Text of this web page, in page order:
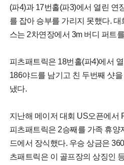
(파4)과 17번홀(파3)에서 열린 연
를 잡아 승부를 가리지 못했다. 대
스는 2차연장에서 3m 버디 퍼트
피츠패트릭은 18번홀(파4)에서
186야드를 남기고 친 두번째 샷
냈다.
지난해 메이저 대회 US오픈에서
피츠패트릭은 2승째를 가족 휴양
드에서 장식했다. 우승 상금은
츠패트릭은 이 골프장의 상징인